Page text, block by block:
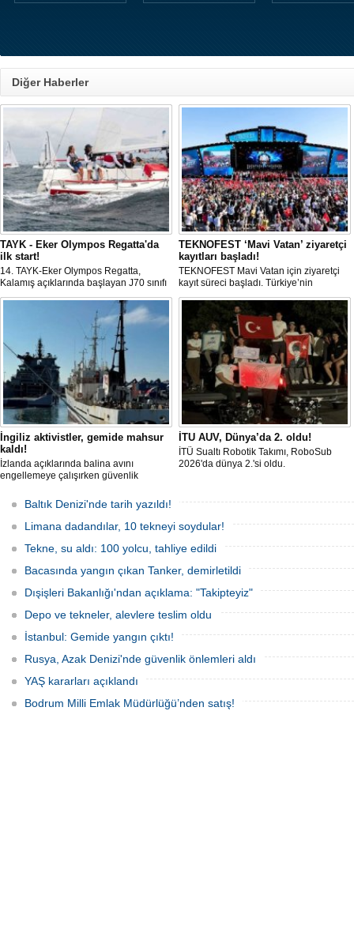
Diğer Haberler
TAYK - Eker Olympos Regatta'da
ilk start!
14. TAYK-Eker Olympos Regatta,
Kalamış açıklarında başlayan J70 sınıfı
yarışlarıyla ilk startını verdi. İstanbul'u 10
gün boyunca yelken coşkusuyla
buluşturacak organizasyonun ilk
gününde 9 tekne rüzgârla buluştu.
TEKNOFEST ‘Mavi Vatan’ ziyaretçi
kayıtları başladı!
TEKNOFEST Mavi Vatan için ziyaretçi
kayıt süreci başladı. Türkiye’nin
denizcilik ve savunma teknolojilerine
odaklanan etkinliği, 20-23 Ağustos
tarihleri arasında Gölcük Tersanesi
Komutanlığı’nda gerçekleştirilecek.
İngiliz aktivistler, gemide mahsur
kaldı!
İzlanda açıklarında balina avını
engellemeye çalışırken güvenlik
protesto gemisindeki 21 çevre aktivisti,
günlerdir gemiden çıkmalarına izin
verilmediğini ve temel haklarının ihlal
edildiğini öne sürdü. Mürettebatta iki
Britanyalı aktivist de bulunuyor.
İTU AUV, Dünya’da 2. oldu!
İTÜ Sualtı Robotik Takımı, RoboSub
2026'da dünya 2.'si oldu.
Baltık Denizi'nde tarih yazıldı!
Limana dadandılar, 10 tekneyi soydular!
Tekne, su aldı: 100 yolcu, tahliye edildi
Bacasında yangın çıkan Tanker, demirletildi
Dışişleri Bakanlığı'ndan açıklama: "Takipteyiz"
Depo ve tekneler, alevlere teslim oldu
İstanbul: Gemide yangın çıktı!
Rusya, Azak Denizi'nde güvenlik önlemleri aldı
YAŞ kararları açıklandı
Bodrum Milli Emlak Müdürlüğü’nden satış!